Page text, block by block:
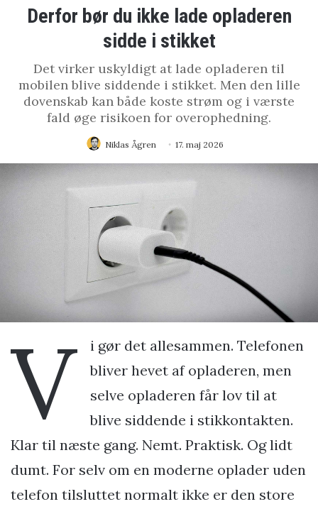
Derfor bør du ikke lade opladeren
sidde i stikket
Det virker uskyldigt at lade opladeren til
mobilen blive siddende i stikket. Men den lille
dovenskab kan både koste strøm og i værste
fald øge risikoen for overophedning.
Niklas Ågren 17. maj 2026
V
i gør det allesammen. Telefonen
bliver hevet af opladeren, men
selve opladeren får lov til at
blive siddende i stikkontakten.
Klar til næste gang. Nemt. Praktisk. Og lidt
dumt. For selv om en moderne oplader uden
telefon tilsluttet normalt ikke er den store